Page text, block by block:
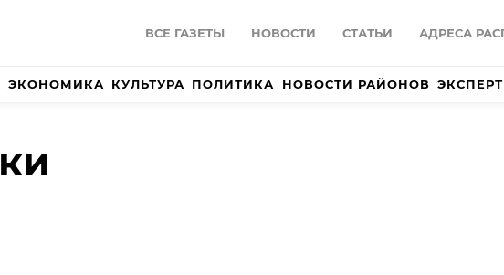
ВСЕ ГАЗЕТЫ НОВОСТИ СТАТЬИ АДРЕСА
ЭКОНОМИКА КУЛЬТУРА ПОЛИТИКА НОВОСТИ РАЙОНОВ